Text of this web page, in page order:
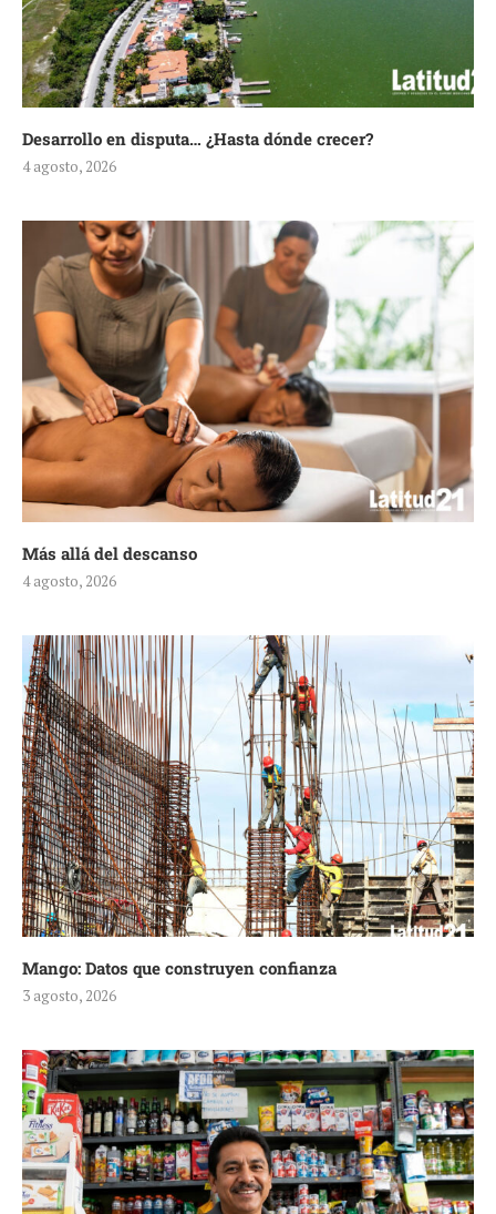
Desarrollo en disputa… ¿Hasta dónde crecer?
4 agosto, 2026
Más allá del descanso
4 agosto, 2026
Mango: Datos que construyen confianza
3 agosto, 2026